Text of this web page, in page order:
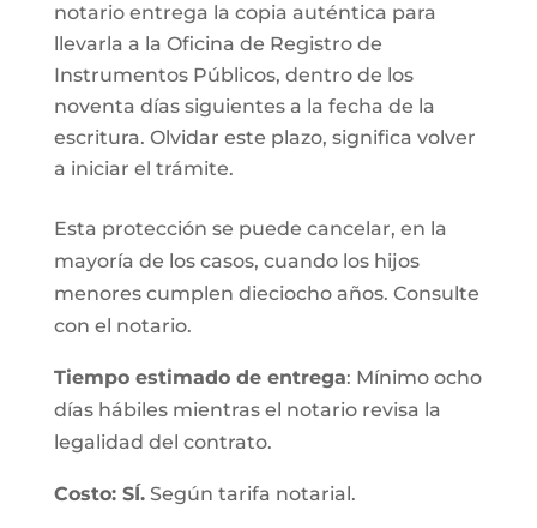
notario entrega la copia auténtica para
llevarla a la Oficina de Registro de
Instrumentos Públicos, dentro de los
noventa días siguientes a la fecha de la
escritura. Olvidar este plazo, significa volver
a iniciar el trámite.
Esta protección se puede cancelar, en la
mayoría de los casos, cuando los hijos
menores cumplen dieciocho años. Consulte
con el notario.
Tiempo estimado de entrega: Mínimo ocho
días hábiles mientras el notario revisa la
legalidad del contrato.
Costo: SÍ.Según tarifa notarial.